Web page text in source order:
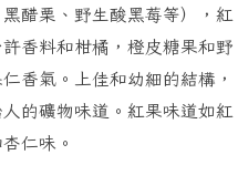
醋栗、野生酸黑莓等），紅
香料和柑橘，橙皮糖果和野
香氣。上佳和幼細的結構，
的礦物味道。紅果味道如紅
仁味。